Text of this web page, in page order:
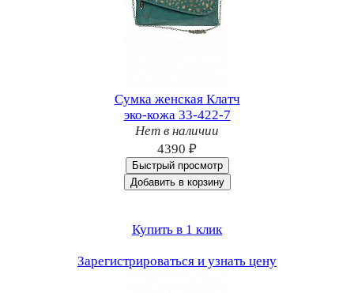
Сумка женская Клатч
эко-кожа 33-422-7
Нет в наличии
4390 ₽
Быстрый просмотр
Добавить в корзину
Купить в 1 клик
Зарегистрироваться и узнать цену